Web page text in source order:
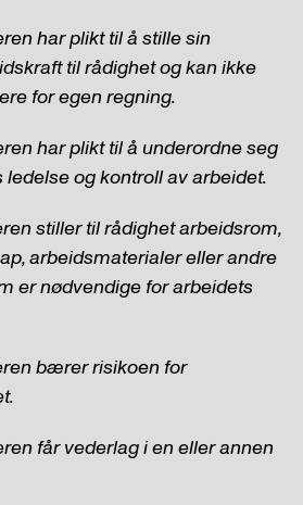
har plikt til å stille sin
til rådighet og kan ikke
for egen regning.
har plikt til å underordne seg
og kontroll av arbeidet.
stiller til rådighet arbeidsrom,
arbeidsmaterialer eller andre
er nødvendige for arbeidets
bærer risikoen for
får vederlag i en eller annen